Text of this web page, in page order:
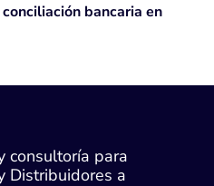
bancaria en
consultoría para
Distribuidores a